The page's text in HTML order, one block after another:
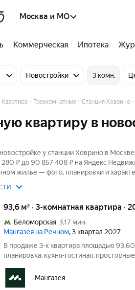
Москва и МО
Коммерческая Ипотека
Новостройки 3 комн.
Квартира Трехкомнатные Станция Ховрино
квартиру в
у станции Ховрино в
280 ₽ до 90 857 408 ₽ на Яндекс
жилье — фото, планировки и
93,6 м² · 3-комнатная квартира ·
Беломорская
17 мин.
Мангазея на Речном, 3 квартал 2027
В продаже 3-к квартира площадью
планировка, кухня-гостиная,
Стоимость указана с учетом скидки
Мангазея